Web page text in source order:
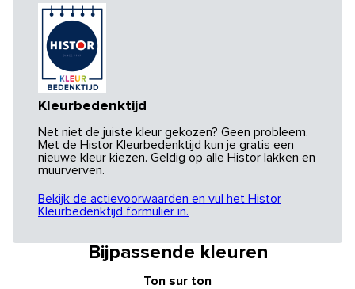
Kleurbedenktijd
Net niet de juiste kleur gekozen? Geen probleem.
Met de Histor Kleurbedenktijd kun je gratis een
nieuwe kleur kiezen. Geldig op alle Histor lakken en
muurverven.
Bekijk de actievoorwaarden en vul het Histor
Kleurbedenktijd formulier in.
Bijpassende kleuren
Ton sur ton